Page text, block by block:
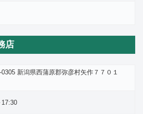
店
0305 新潟県西蒲原郡弥彦村矢作７７０１
17:30